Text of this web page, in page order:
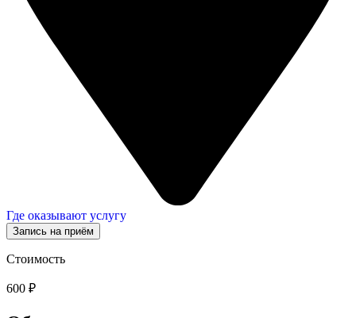
Где оказывают услугу
Запись на приём
Стоимость
600 ₽